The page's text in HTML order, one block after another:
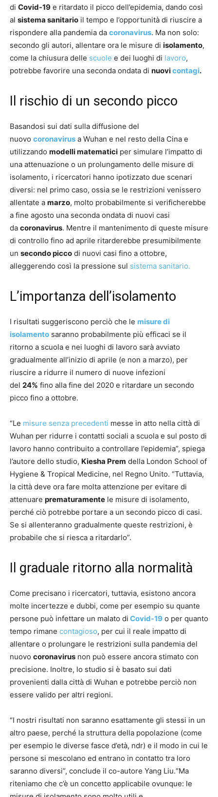
di Covid-19 e ritardato il picco dell’epidemia, dando così
al sistema sanitario il tempo e l’opportunità di riuscire a
rispondere alla pandemia da coronavirus. Ma non solo:
secondo gli autori, allentare ora le misure di isolamento,
come la chiusura delle scuole e dei luoghi di lavoro,
potrebbe favorire una seconda ondata di nuovicontagi.
Il rischio di un secondo picco
Basandosi sui dati sulla diffusione del
nuovo coronavirus a Wuhan e nel resto della Cina e
utilizzando modelli matematici per simulare l’impatto di
una attenuazione o un prolungamento delle misure di
isolamento, i ricercatori hanno ipotizzato due scenari
diversi: nel primo caso, ossia se le restrizioni venissero
allentate a marzo, molto probabilmente si verificherebbe
a fine agosto una seconda ondata di nuovi casi
da coronavirus. Mentre il mantenimento di queste misure
di controllo fino ad aprile ritarderebbe presumibilmente
un secondo picco di nuovi casi fino a ottobre,
alleggerendo così la pressione sul sistema sanitario.
L’importanza dell’isolamento
I risultati suggeriscono perciò che le misure di
isolamento saranno probabilmente più efficaci se il
ritorno a scuola e nei luoghi di lavoro sarà avviato
gradualmente all’inizio di aprile (e non a marzo), per
riuscire a ridurre il numero di nuove infezioni
del 24% fino alla fine del 2020 e ritardare un secondo
picco fino a ottobre.
“Le misure senza precedenti messe in atto nella città di
Wuhan per ridurre i contatti sociali a scuola e sul posto di
lavoro hanno contribuito a controllare l’epidemia”, spiega
l’autore dello studio, Kiesha Prem della London School of
Hygiene & Tropical Medicine, nel Regno Unito. “Tuttavia,
la città deve ora fare molta attenzione per evitare di
attenuare prematuramente le misure di isolamento,
perché ciò potrebbe portare a un secondo picco di casi.
Se si allenteranno gradualmente queste restrizioni, è
probabile che si riesca a ritardarlo”.
Il graduale ritorno alla normalità
Come precisano i ricercatori, tuttavia, esistono ancora
molte incertezze e dubbi, come per esempio su quante
persone può infettare un malato di Covid-19 o per quanto
tempo rimane contagioso, per cui il reale impatto di
allentare o prolungare le restrizioni sulla pandemia del
nuovo coronavirus non può essere ancora stimato con
precisione. Inoltre, lo studio si è basato sui dati
provenienti dalla città di Wuhan e potrebbe perciò non
essere valido per altri regioni.
“I nostri risultati non saranno esattamente gli stessi in un
altro paese, perché la struttura della popolazione (come
per esempio le diverse fasce d’età, ndr) e il modo in cui le
persone si mescolano ed entrano in contatto tra loro
saranno diversi”, conclude il co-autore Yang Liu.“Ma
riteniamo che c’è un concetto applicabile ovunque: le